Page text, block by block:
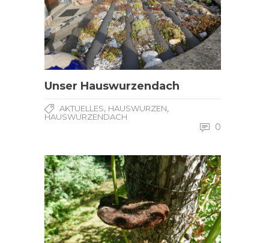
Unser Hauswurzendach
AKTUELLES, HAUSWURZEN,
HAUSWURZENDACH
0